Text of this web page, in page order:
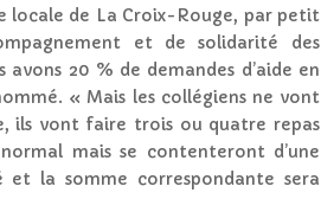
locale de La Croix-Rouge, par petit
et de solidarité des
20 % de demandes d’aide en
« Mais les collégiens ne vont
ils vont faire trois ou quatre repas
mais se contenteront d’une
et la somme correspondante sera